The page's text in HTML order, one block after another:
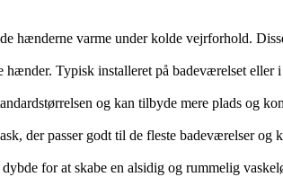
hænderne varme under kolde vejrforhold.
Typisk installeret på badeværelset
og kan tilbyde mere plads og
der passer godt til de fleste badeværelser
for at skabe en alsidig og rummelig